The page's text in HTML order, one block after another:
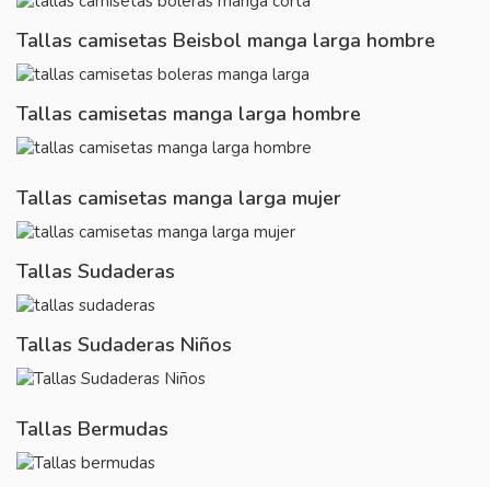
Tallas camisetas Beisbol manga larga hombre
Tallas camisetas manga larga hombre
Tallas camisetas manga larga mujer
Tallas Sudaderas
Tallas Sudaderas Niños
Tallas Bermudas